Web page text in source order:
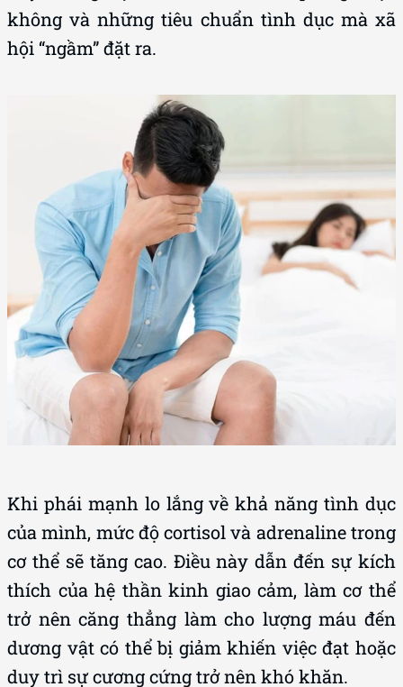
không và những tiêu chuẩn tình dục mà xã
hội “ngầm” đặt ra.
Khi phái mạnh lo lắng về khả năng tình dục
của mình, mức độ cortisol và adrenaline trong
cơ thể sẽ tăng cao. Điều này dẫn đến sự kích
thích của hệ thần kinh giao cảm, làm cơ thể
trở nên căng thẳng làm cho lượng máu đến
dương vật có thể bị giảm khiến việc đạt hoặc
duy trì sự cương cứng trở nên khó khăn.